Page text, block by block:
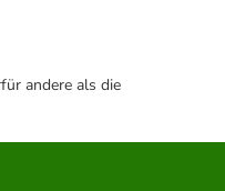
andere als die